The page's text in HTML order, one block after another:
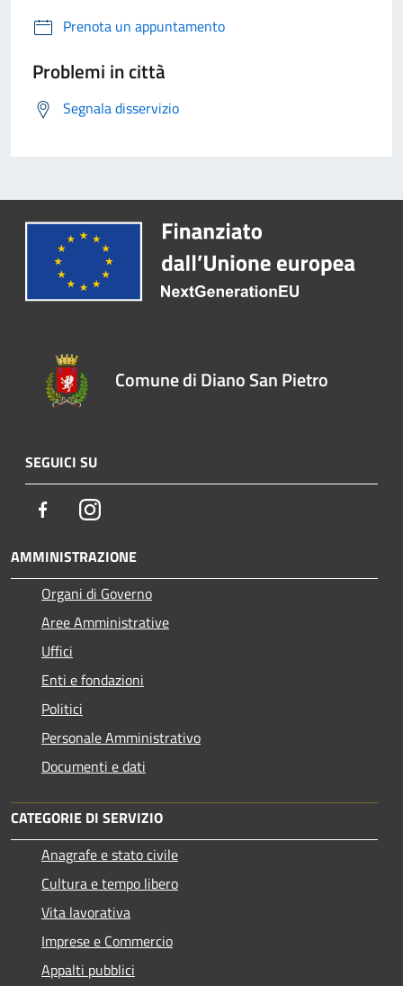
Prenota un appuntamento
Problemi in città
Segnala disservizio
Comune di Diano San Pietro
SEGUICI SU
FacebookInstagram
AMMINISTRAZIONE
Organi di Governo
Aree Amministrative
Uffici
Enti e fondazioni
Politici
Personale Amministrativo
Documenti e dati
CATEGORIE DI SERVIZIO
Anagrafe e stato civile
Cultura e tempo libero
Vita lavorativa
Imprese e Commercio
Appalti pubblici